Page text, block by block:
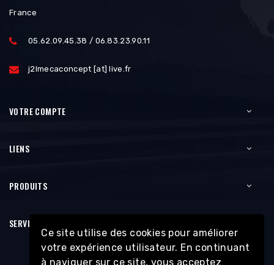
Ce site utilise des cookies pour améliorer
votre expérience utilisateur. En continuant
à naviguer sur ce site, vous acceptez
France
05.62.09.45.38 / 06.83.23.90.11
j2lmecaconcept [at] live.fr
VOTRE COMPTE
LIENS
PRODUITS
SERVICES